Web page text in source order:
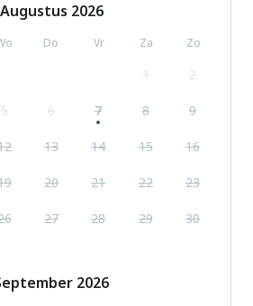
Augustus 2026
Do Vr Za Zo
1 2
5 6 7 8 9
13 14 15 16
20 21 22 23
27 28 29 30
2026